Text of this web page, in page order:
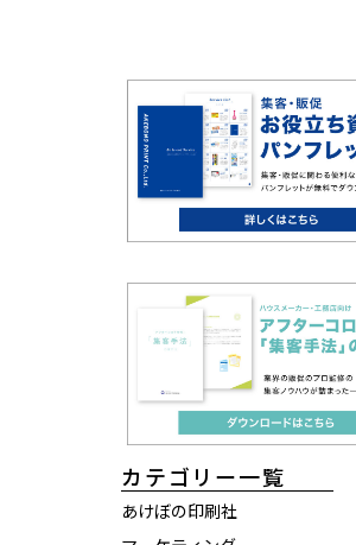
カテゴリー一覧
あけぼの印刷社